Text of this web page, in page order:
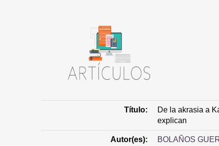
Título:
De la akrasia a
explican
Autor(es): BOLAÑOS